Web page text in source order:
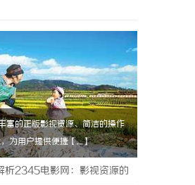
富的正版影视资源、简洁的操作
为用户提供便捷【....】
析2345电影网：影视资源的